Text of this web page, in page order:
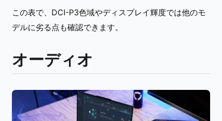
この表で、DCI-P3色域やディスプレイ輝度では他のモ
デルに劣る点も確認できます。
オーディオ